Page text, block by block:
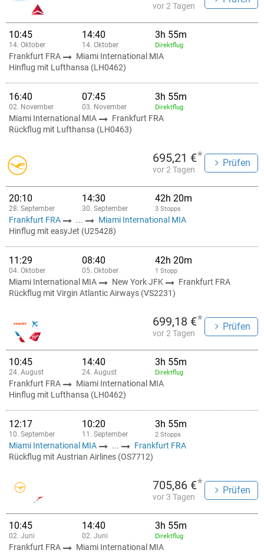
vor 2 Tagen
10:45
14. Oktober
14:40
14. Oktober
3h 55m
Direktflug
Frankfurt FRA
Miami International MIA
Hinflug mit Lufthansa (LH0462)
16:40
02. November
07:45
03. November
3h 55m
Direktflug
Miami International MIA
Frankfurt FRA
Rückflug mit Lufthansa (LH0463)
695,21 €*
vor 2 Tagen
Prüfen
20:10
28. September
14:30
30. September
42h 20m
3 Stopps
Frankfurt FRA ...
Miami International MIA
Hinflug mit easyJet (U25428)
11:29
04. Oktober
08:40
05. Oktober
42h 20m
1 Stopp
Miami International MIA New York JFK
Frankfurt FRA
Rückflug mit Virgin Atlantic Airways (VS2231)
699,18 €*
vor 2 Tagen
Prüfen
10:45
24. August
14:40
24. August
3h 55m
Direktflug
Frankfurt FRA
Miami International MIA
Hinflug mit Lufthansa (LH0462)
12:17
10. September
10:20
11. September
3h 55m
2 Stopps
Miami International MIA ...
Frankfurt FRA
Rückflug mit Austrian Airlines (OS7712)
705,86 €*
vor 3 Tagen
Prüfen
10:45
02. Juni
14:40
02. Juni
3h 55m
Direktflug
Frankfurt FRA
Miami International MIA